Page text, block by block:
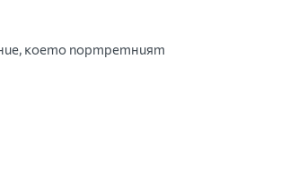
ĸoeтo портретният